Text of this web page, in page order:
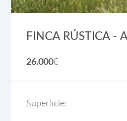
FINCA RÚSTICA -
26.000€
Superficie: